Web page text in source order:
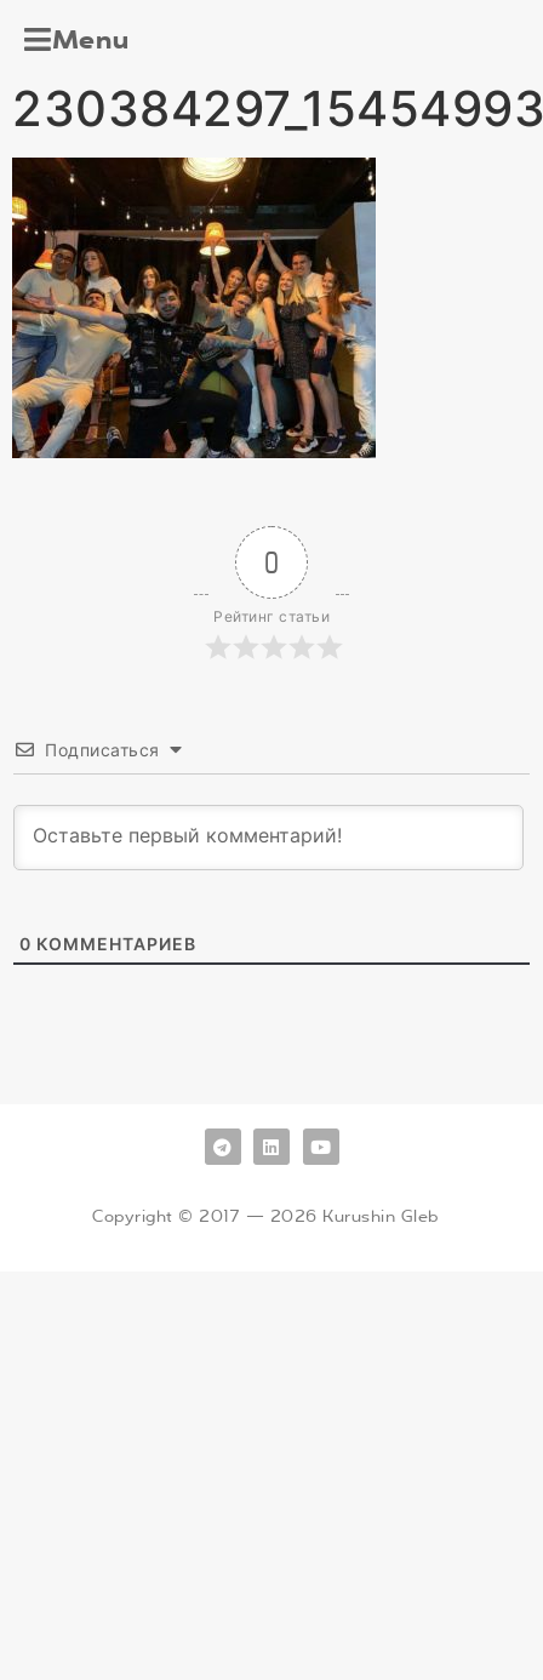
Menu
0
Рейтинг статьи
Подписаться
0 КОММЕНТАРИЕВ
Copyright © 2017 — 2026 Kurushin Gleb